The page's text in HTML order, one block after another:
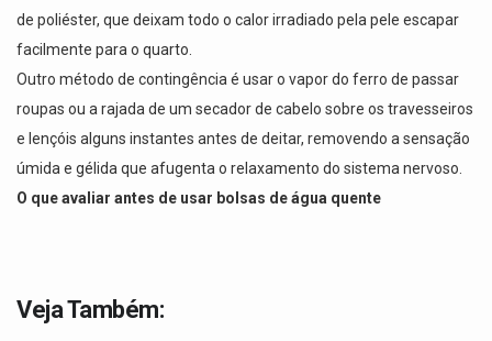
de poliéster, que deixam todo o calor irradiado pela pele escapar
facilmente para o quarto.
Outro método de contingência é usar o vapor do ferro de passar
roupas ou a rajada de um secador de cabelo sobre os travesseiros
e lençóis alguns instantes antes de deitar, removendo a sensação
úmida e gélida que afugenta o relaxamento do sistema nervoso.
O que avaliar antes de usar bolsas de água quente
Veja Também: